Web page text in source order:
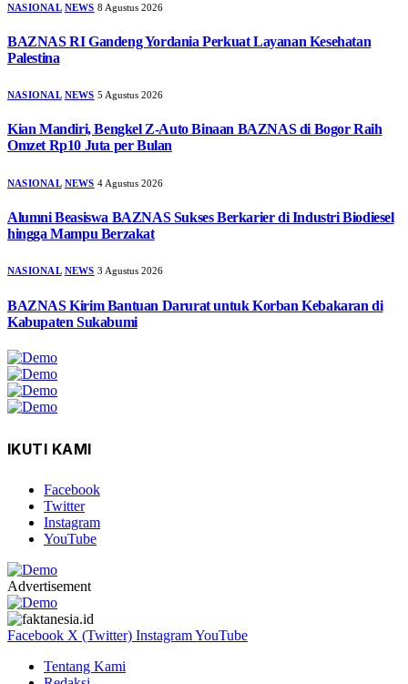
NASIONAL NEWS 8 Agustus 2026
BAZNAS RI Gandeng Yordania Perkuat Layanan Kesehatan
Palestina
NASIONAL NEWS 5 Agustus 2026
Kian Mandiri, Bengkel Z-Auto Binaan BAZNAS di Bogor Raih
Omzet Rp10 Juta per Bulan
NASIONAL NEWS 4 Agustus 2026
Alumni Beasiswa BAZNAS Sukses Berkarier di Industri Biodiesel
hingga Mampu Berzakat
NASIONAL NEWS 3 Agustus 2026
BAZNAS Kirim Bantuan Darurat untuk Korban Kebakaran di
Kabupaten Sukabumi
IKUTI KAMI
Facebook
Twitter
Instagram
YouTube
Advertisement
Facebook X (Twitter) InstagramYouTube
Tentang Kami